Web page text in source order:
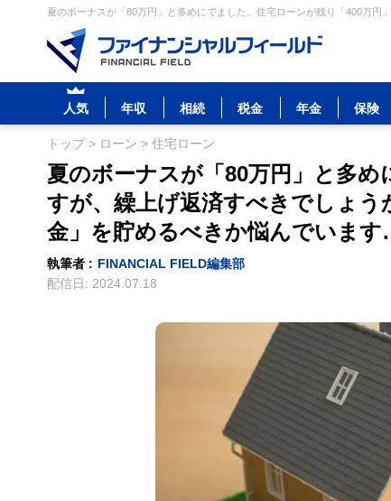
夏のボーナスが「80万円」と多めにでました。住宅ローンが残り「400万
人気 年収 相続 税金 年金 保険
トップ> ローン > 住宅ローン
夏のボーナスが「80万円」と多
すが、繰上げ返済すべきでしょう
金」を貯めるべきか悩んでいま
執筆者 : FINANCIAL FIELD編集部
配信日: 2024.07.18